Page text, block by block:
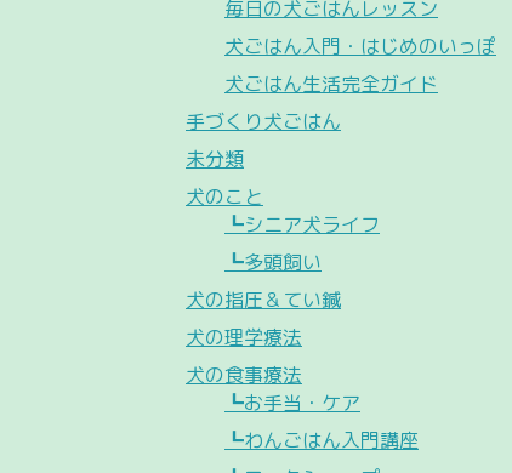
毎日の犬ごはんレッスン
犬ごはん入門・はじめのいっぽ
犬ごはん生活完全ガイド
手づくり犬ごはん
未分類
犬のこと
┗シニア犬ライフ
┗多頭飼い
犬の指圧＆てい鍼
犬の理学療法
犬の食事療法
┗お手当・ケア
┗わんごはん入門講座